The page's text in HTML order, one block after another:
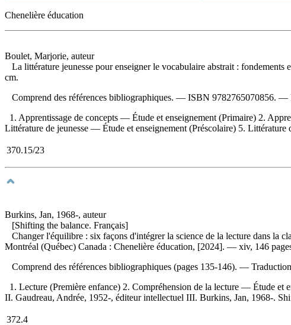
Chenelière éducation
Boulet, Marjorie, auteur
La littérature jeunesse pour enseigner le vocabulaire abstrait : fondements
cm.
Comprend des références bibliographiques. — ISBN 9782765070856. —
1. Apprentissage de concepts — Étude et enseignement (Primaire) 2.
Littérature de jeunesse — Étude et enseignement (Préscolaire) 5.
370.15/23
Burkins, Jan, 1968-, auteur
[Shifting the balance. Français]
Changer l'équilibre : six façons d'intégrer la science de la lecture dans la
Montréal (Québec) Canada : Chenelière éducation, [2024]. — xiv, 146
Comprend des références bibliographiques (pages 135-146). —
1. Lecture (Première enfance) 2. Compréhension de la lecture — Étude
II. Gaudreau, Andrée, 1952-, éditeur intellectuel III. Burkins, Jan, 1968-.
372.4